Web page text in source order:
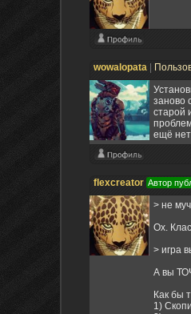
wowalopata
заново
старой
ещё
flexcreator Автор
> не
Ох.
> игра
А вы
Как бы
1)